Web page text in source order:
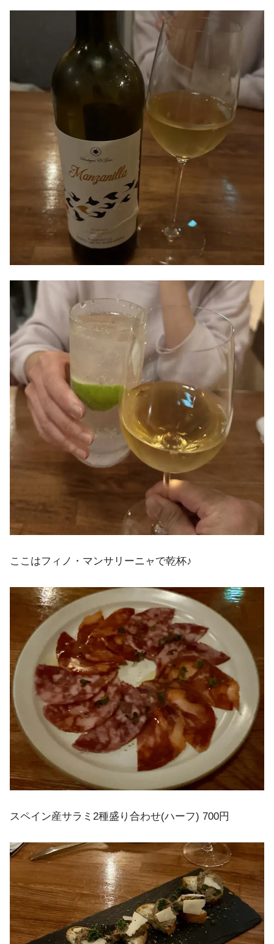
ここはフィノ・マンサリーニャで乾杯♪
スペイン産サラミ2種盛り合わせ(ハーフ) 700円